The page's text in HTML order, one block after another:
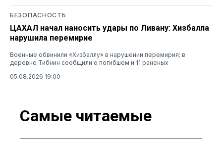
БЕЗОПАСНОСТЬ
ЦАХАЛ начал наносить удары по Ливану: Хизбалла
нарушила перемирие
Военные обвинили «Хизбаллу» в нарушении перемирия; в
деревне Тибнин сообщили о погибшем и 11 раненых
05.08.2026 19:00
Самые читаемые